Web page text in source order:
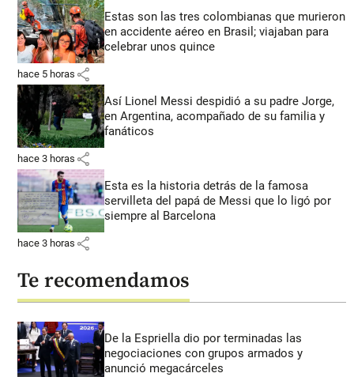
Estas son las tres colombianas que murieron
en accidente aéreo en Brasil; viajaban para
celebrar unos quince
hace 5 horas share
Así Lionel Messi despidió a su padre Jorge,
en Argentina, acompañado de su familia y
fanáticos
hace 3 horas share
Esta es la historia detrás de la famosa
servilleta del papá de Messi que lo ligó por
siempre al Barcelona
hace 3 horas share
Te recomendamos
De la Espriella dio por terminadas las
negociaciones con grupos armados y
anunció megacárceles